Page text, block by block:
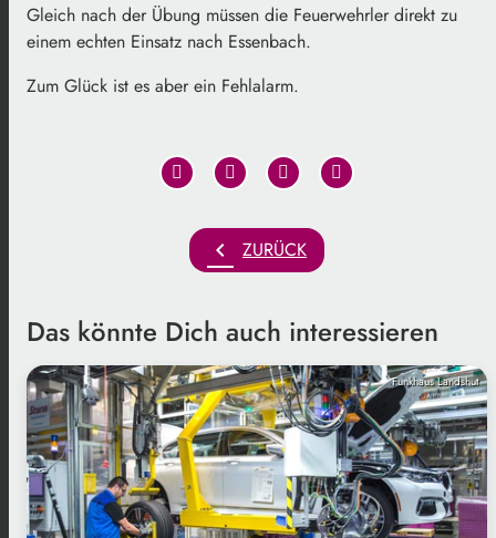
Gleich nach der Übung müssen die Feuerwehrler direkt zu
einem echten Einsatz nach Essenbach.
Zum Glück ist es aber ein Fehlalarm.
chevron_left ZURÜCK
Das könnte Dich auch interessieren
Funkhaus Landshut